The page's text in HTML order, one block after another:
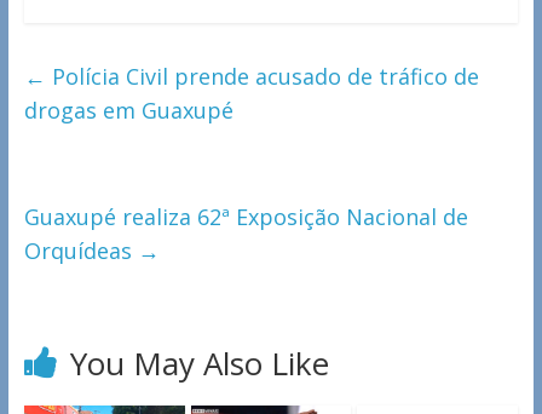
← Polícia Civil prende acusado de tráfico de
drogas em Guaxupé
Guaxupé realiza 62ª Exposição Nacional de
Orquídeas →
You May Also Like